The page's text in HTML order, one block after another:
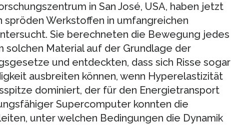
in San José, USA, haben jetzt
spröden Werkstoffen in umfangreichen
Sie berechneten die Bewegung jedes
solchen Material auf der Grundlage der
und entdeckten, dass sich Risse sogar
ausbreiten können, wenn Hyperelastizität
dominiert, der für den Energietransport
Supercomputer konnten die
unter welchen Bedingungen die Dynamik